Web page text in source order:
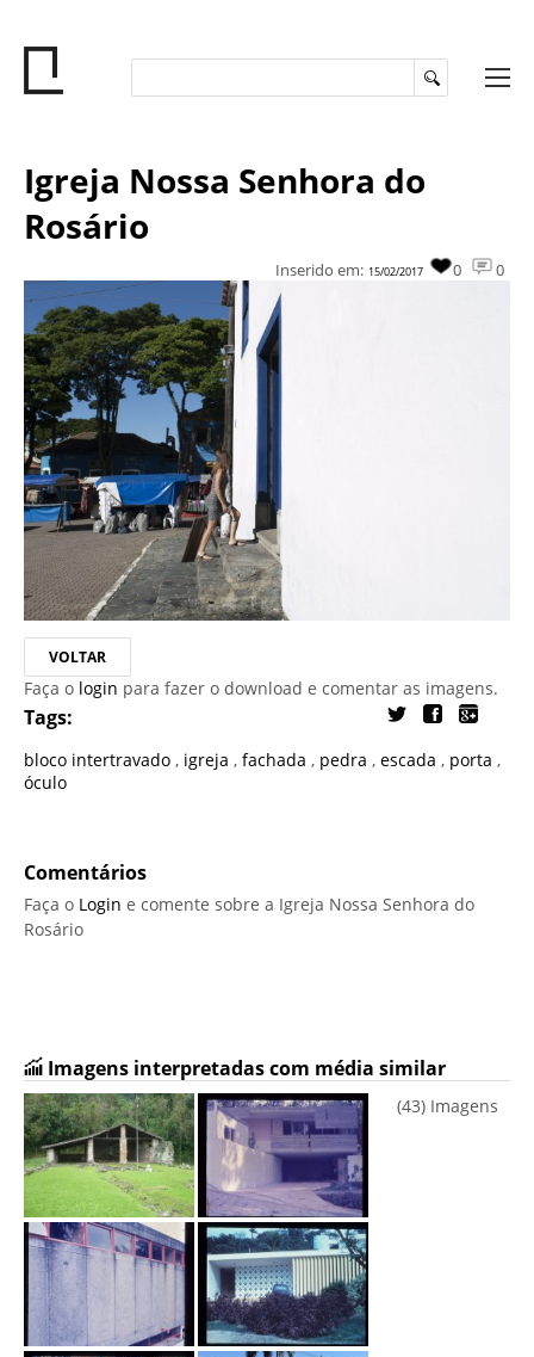
Igreja Nossa Senhora do
Rosário
0
0
Inserido em: 15/02/2017
VOLTAR
Faça o login para fazer o download e comentar as imagens.
Tags:
bloco intertravado , igreja , fachada , pedra , escada , porta ,
óculo
Comentários
Faça o Login e comente sobre a Igreja Nossa Senhora do
Rosário
Imagens interpretadas com média similar
(43) Imagens